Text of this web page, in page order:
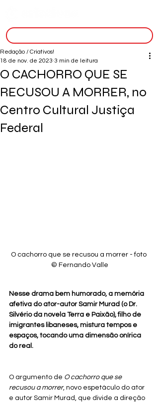
O CACHORRO QUE SE
RECUSOU A MORRER, no
Centro Cultural Justiça
Federal
Redação / Criativos!
18 de nov. de 2023 3 min de leitura
O cachorro que se recusou a morrer - foto
© Fernando Valle
Nesse drama bem humorado, a memória
afetiva do ator-autor Samir Murad (o Dr.
Silvério da novela Terra e Paixão), filho de
imigrantes libaneses, mistura tempos e
espaços, tocando uma dimensão onírica
do real.
O argumento de O cachorro que se
recusou a morrer, novo espetáculo do ator
e autor Samir Murad, que divide a direção